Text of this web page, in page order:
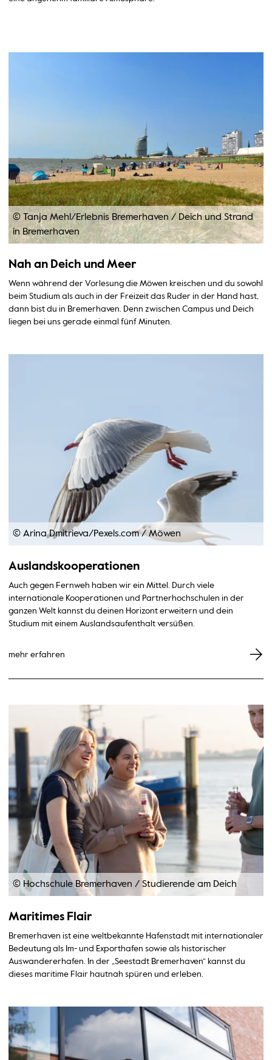
© Tanja Mehl/Erlebnis Bremerhaven/Deich und Strand
in Bremerhaven
Nah an Deich und Meer
Wenn während der Vorlesung die Möwen kreischen und du sowohl
beim Studium als auch in der Freizeit das Ruder in der Hand hast,
dann bist du in Bremerhaven. Denn zwischen Campus und Deich
liegen bei uns gerade einmal fünf Minuten.
© Arina Dmitrieva/Pexels.com/Möwen
Auslandskooperationen
Auch gegen Fernweh haben wir ein Mittel. Durch viele
internationale Kooperationen und Partnerhochschulen in der
ganzen Welt kannst du deinen Horizont erweitern und dein
Studium mit einem Auslandsaufenthalt versüßen.
mehr erfahren
© Hochschule Bremerhaven / Studierende am Deich
Maritimes Flair
Bremerhaven ist eine weltbekannte Hafenstadt mit internationaler
Bedeutung als Im- und Exporthafen sowie als historischer
Auswandererhafen. In der „Seestadt Bremerhaven“ kannst du
dieses maritime Flair hautnah spüren und erleben.